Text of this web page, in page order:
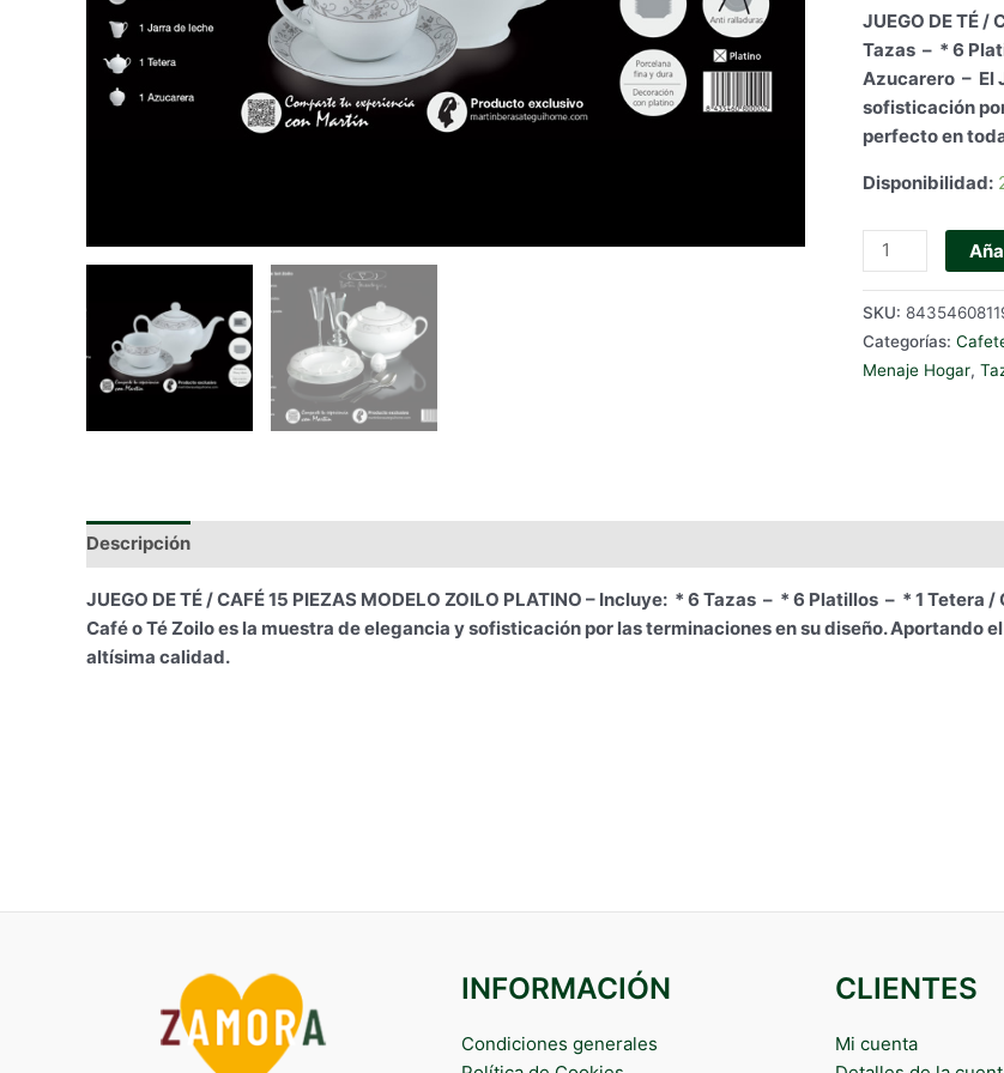
JUEGO DE TÉ /
Tazas – * 6
Azucarero – El
sofisticación
perfecto en
Disponibilidad:
JUEGO
DE
CAFÉ
SKU:
Categorías:
Menaje Hogar,
Descripción
JUEGO DE TÉ / CAFÉ 15 PIEZAS MODELO ZOILO PLATINO – Incluye: * 6 Tazas – * 6 Platillos – * 1
Café o Té Zoilo es la muestra de elegancia y sofisticación por las terminaciones en su diseño. Aportando
altísima calidad.
INFORMACIÓN
Condiciones generales
CLIENTES
Mi cuenta